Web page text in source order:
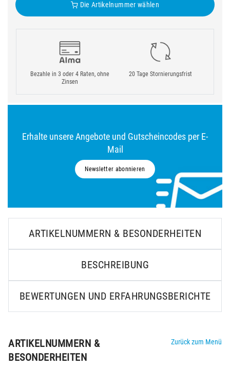
Die Artikelnummer wählen
Bezahle in 3 oder 4 Raten, ohne
Zinsen
20 Tage Stornierungsfrist
Erhalte unsere Angebote und Gutscheincodes per E-
Mail
Newsletter abonnieren
ARTIKELNUMMERN & BESONDERHEITEN
BESCHREIBUNG
BEWERTUNGEN UND ERFAHRUNGSBERICHTE
ARTIKELNUMMERN &
BESONDERHEITEN
Zurück zum Menü